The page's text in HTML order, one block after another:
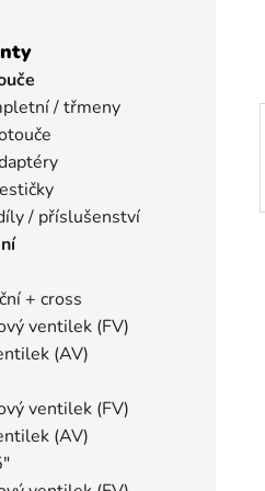
/ třmeny
/ příslušenství
+ cross
ventilek (FV)
(AV)
ventilek (FV)
(AV)